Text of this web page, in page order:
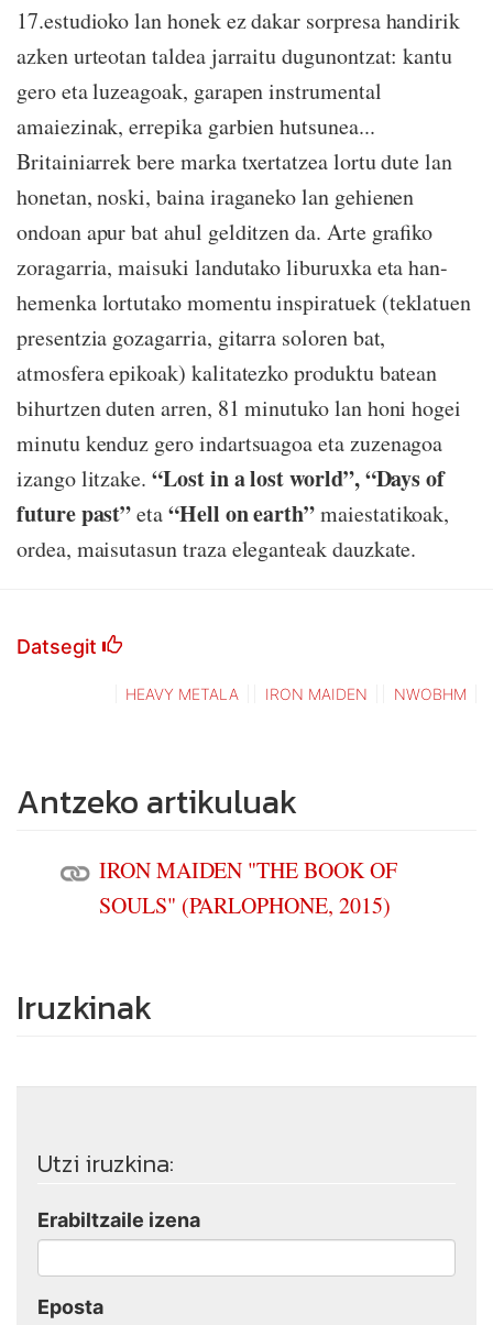
17.estudioko lan honek ez dakar sorpresa handirik
azken urteotan taldea jarraitu dugunontzat: kantu
gero eta luzeagoak, garapen instrumental
amaiezinak, errepika garbien hutsunea...
Britainiarrek bere marka txertatzea lortu dute lan
honetan, noski, baina iraganeko lan gehienen
ondoan apur bat ahul gelditzen da. Arte grafiko
zoragarria, maisuki landutako liburuxka eta han-
hemenka lortutako momentu inspiratuek (teklatuen
presentzia gozagarria, gitarra soloren bat,
atmosfera epikoak) kalitatezko produktu batean
bihurtzen duten arren, 81 minutuko lan honi hogei
minutu kenduz gero indartsuagoa eta zuzenagoa
izango litzake.“Lost in a lost world”, “Days of
future past”eta“Hell on earth”maiestatikoak,
ordea, maisutasun traza eleganteak dauzkate.
Datsegit
HEAVY METALA IRON MAIDEN NWOBHM
Antzeko artikuluak
IRON MAIDEN "THE BOOK OF
SOULS" (PARLOPHONE, 2015)
Iruzkinak
Utzi iruzkina:
Erabiltzaile izena
Eposta